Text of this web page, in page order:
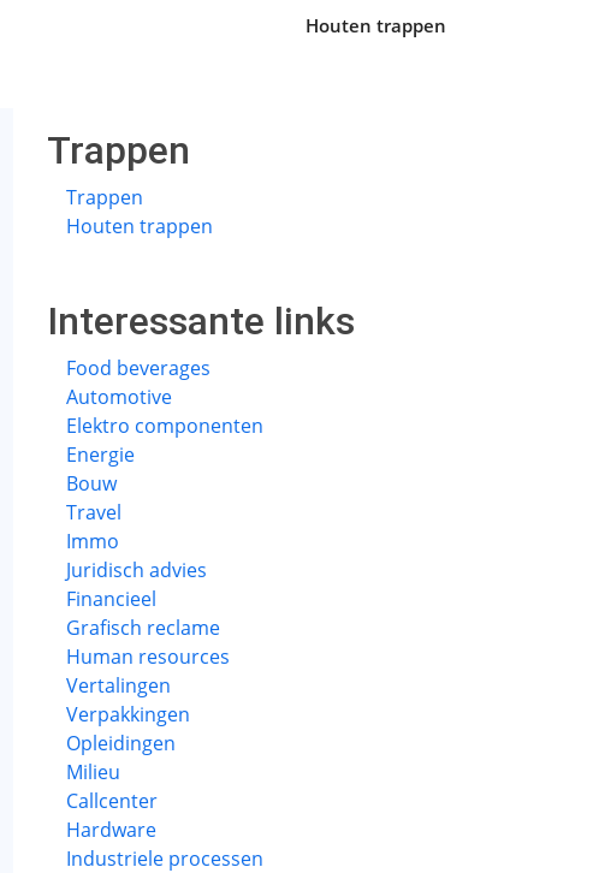
Houten trappen
Trappen
Trappen
Houten trappen
Interessante links
Food beverages
Automotive
Elektro componenten
Energie
Bouw
Travel
Immo
Juridisch advies
Financieel
Grafisch reclame
Human resources
Vertalingen
Verpakkingen
Opleidingen
Milieu
Callcenter
Hardware
Industriele processen